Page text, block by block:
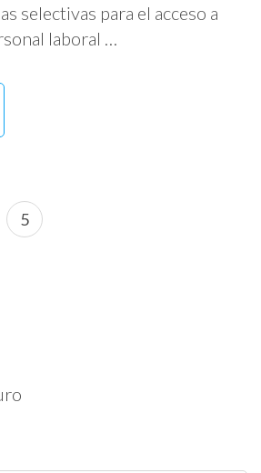
selectivas para el acceso a
laboral …
Página
5